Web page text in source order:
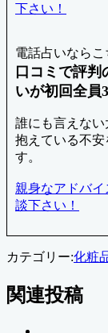
下さい！
電話占いならこ
口コミで評
いが初回全員
誰にも言えな
抱えている不
す。
親身なアドバ
談下さい！
カテゴリー:化粧
関連投稿